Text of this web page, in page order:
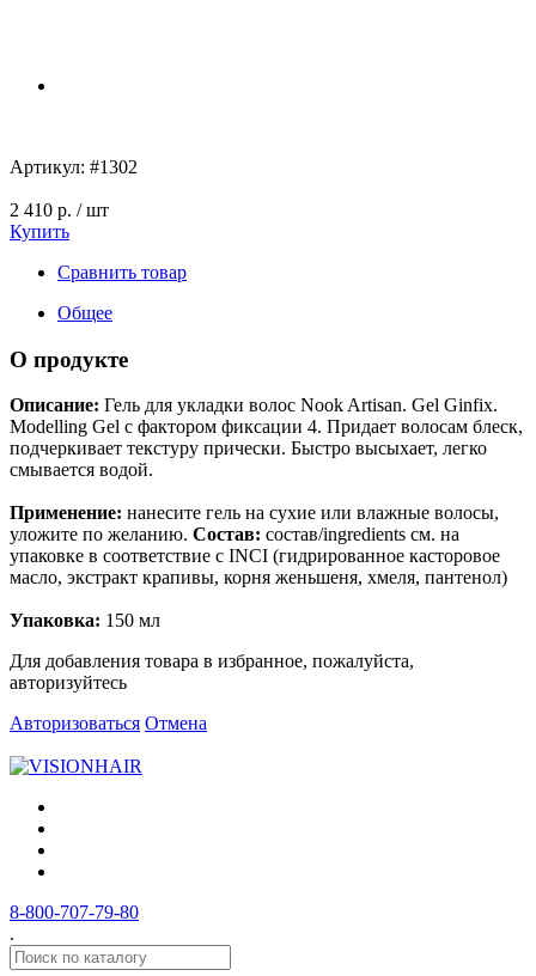
Артикул: #1302
2 410 р. / шт
Купить
Сравнить товар
Общее
О продукте
Описание: Гель для укладки волос Nook Artisan. Gel Ginfix.
Modelling Gel с фактором фиксации 4. Придает волосам блеск,
подчеркивает текстуру прически. Быстро высыхает, легко
смывается водой.
Применение: нанесите гель на сухие или влажные волосы,
уложите по желанию. Состав: состав/ingredients см. на
упаковке в соответствие с INCI (гидрированное касторовое
масло, экстракт крапивы, корня женьшеня, хмеля, пантенол)
Упаковка: 150 мл
Для добавления товара в избранное, пожалуйста,
авторизуйтесь
Авторизоваться Отмена
8-800-707-79-80
.